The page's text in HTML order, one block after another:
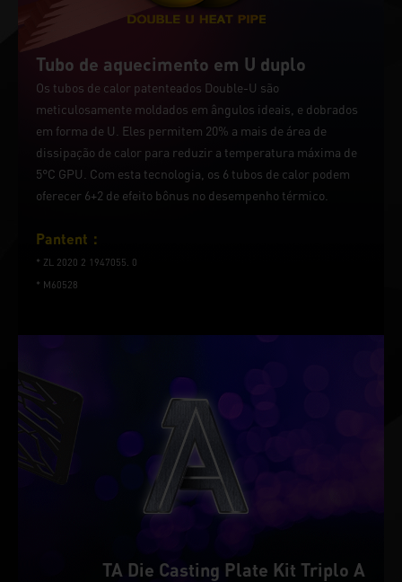
Tubo de aquecimento em U duplo
Os tubos de calor patenteados Double-U são
meticulosamente moldados em ângulos ideais, e dobrados
em forma de U. Eles permitem 20% a mais de área de
dissipação de calor para reduzir a temperatura máxima de
5°C GPU. Com esta tecnologia, os 6 tubos de calor podem
oferecer 6+2 de efeito bônus no desempenho térmico.
Pantent：
* ZL 2020 2 1947055. 0
* M60528
TA Die Casting Plate Kit Triplo A